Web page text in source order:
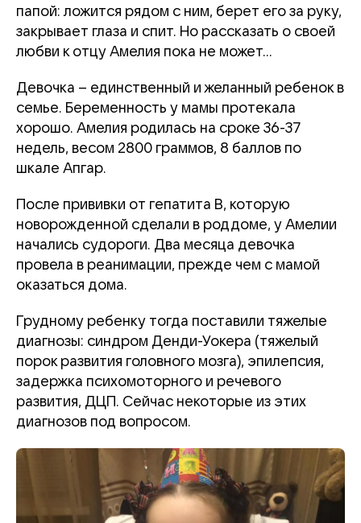
папой: ложится рядом с ним, берет его за руку,
закрывает глаза и спит. Но рассказать о своей
любви к отцу Амелия пока не может...
Девочка – единственный и желанный ребенок в
семье. Беременность у мамы протекала
хорошо. Амелия родилась на сроке 36-37
недель, весом 2800 граммов, 8 баллов по
шкале Апгар.
После прививки от гепатита В, которую
новорожденной сделали в роддоме, у Амелии
начались судороги. Два месяца девочка
провела в реанимации, прежде чем с мамой
оказаться дома.
Грудному ребенку тогда поставили тяжелые
диагнозы: синдром Денди-Уокера (тяжелый
порок развития головного мозга), эпилепсия,
задержка психомоторного и речевого
развития, ДЦП. Сейчас некоторые из этих
диагнозов под вопросом.